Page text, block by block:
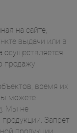
на сайте,
выдачи или в
осуществляется
продажу
время их
можете
. Мы не
Запрет